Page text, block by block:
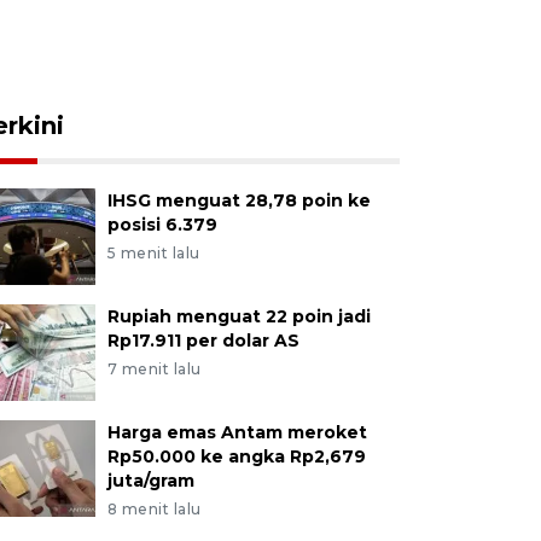
IHSG menguat 28,78 poin ke
posisi 6.379
5 menit lalu
Rupiah menguat 22 poin jadi
Rp17.911 per dolar AS
7 menit lalu
Harga emas Antam meroket
Rp50.000 ke angka Rp2,679
juta/gram
8 menit lalu